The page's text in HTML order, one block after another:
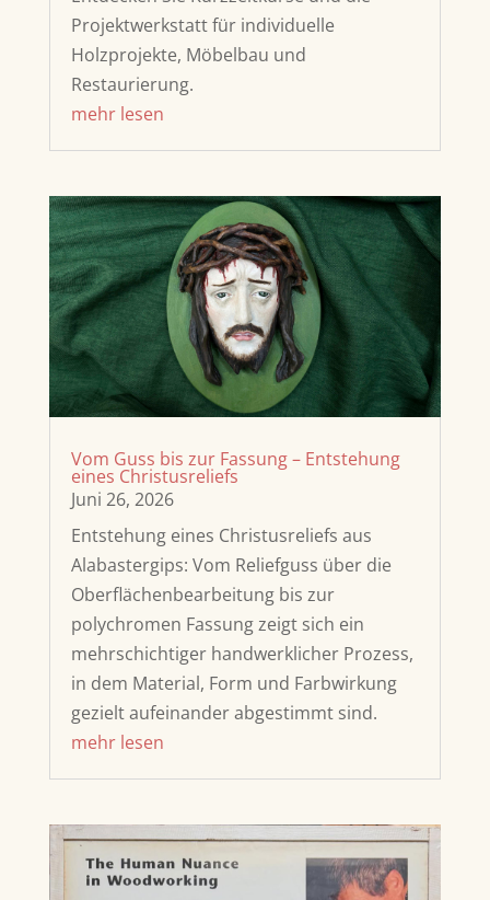
Projektwerkstatt für individuelle
Holzprojekte, Möbelbau und
Restaurierung.
mehr lesen
Vom Guss bis zur Fassung – Entstehung
eines Christusreliefs
Juni 26, 2026
Entstehung eines Christusreliefs aus
Alabastergips: Vom Reliefguss über die
Oberflächenbearbeitung bis zur
polychromen Fassung zeigt sich ein
mehrschichtiger handwerklicher Prozess,
in dem Material, Form und Farbwirkung
gezielt aufeinander abgestimmt sind.
mehr lesen